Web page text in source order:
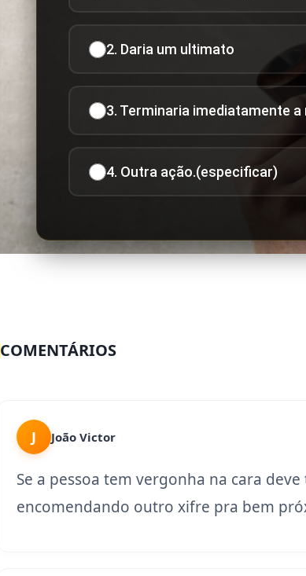
2. Daria um ultimato
3. Terminaria imediatamente a
4. Outra ação.(especificar)
COMENTÁRIOS
J João Victor
Se a pessoa tem vergonha na cara
encomendando outro xifre pra bem